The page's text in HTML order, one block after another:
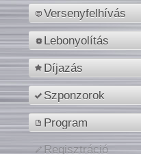
Versenyfelhívás
Lebonyolítás
Díjazás
Szponzorok
Program
Regisztráció